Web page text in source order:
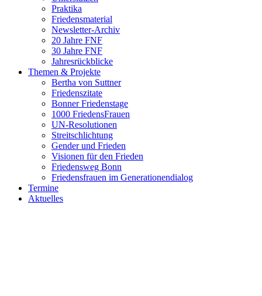
Praktika
Friedensmaterial
Newsletter-Archiv
20 Jahre FNF
30 Jahre FNF
Jahresrückblicke
Themen & Projekte
Bertha von Suttner
Friedenszitate
Bonner Friedenstage
1000 FriedensFrauen
UN-Resolutionen
Streitschlichtung
Gender und Frieden
Visionen für den Frieden
Friedensweg Bonn
Friedensfrauen im Generationendialog
Termine
Aktuelles